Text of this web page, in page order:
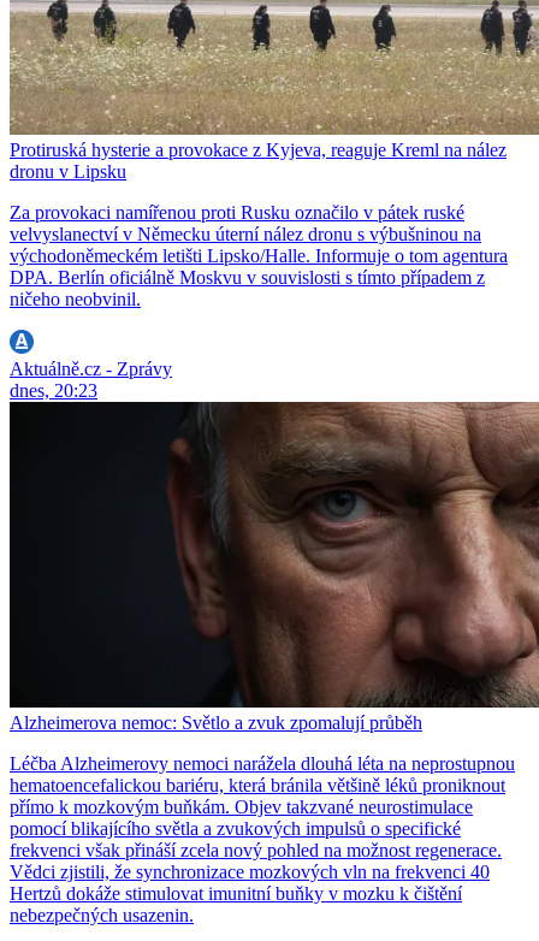
Protiruská hysterie a provokace z Kyjeva, reaguje Kreml na nález
dronu v Lipsku
Za provokaci namířenou proti Rusku označilo v pátek ruské
velvyslanectví v Německu úterní nález dronu s výbušninou na
východoněmeckém letišti Lipsko/Halle. Informuje o tom agentura
DPA. Berlín oficiálně Moskvu v souvislosti s tímto případem z
ničeho neobvinil.
Aktuálně.cz - Zprávy
dnes, 20:23
Alzheimerova nemoc: Světlo a zvuk zpomalují průběh
Léčba Alzheimerovy nemoci narážela dlouhá léta na neprostupnou
hematoencefalickou bariéru, která bránila většině léků proniknout
přímo k mozkovým buňkám. Objev takzvané neurostimulace
pomocí blikajícího světla a zvukových impulsů o specifické
frekvenci však přináší zcela nový pohled na možnost regenerace.
Vědci zjistili, že synchronizace mozkových vln na frekvenci 40
Hertzů dokáže stimulovat imunitní buňky v mozku k čištění
nebezpečných usazenin.